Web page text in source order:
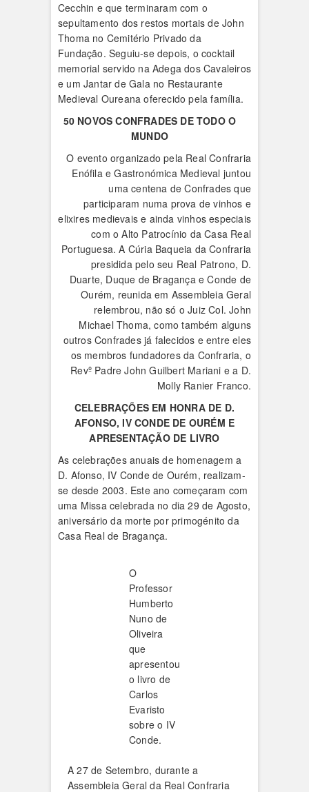
Cecchin e que terminaram com o
sepultamento dos restos mortais de John
Thoma no Cemitério Privado da
Fundação. Seguiu-se depois, o cocktail
memorial servido na Adega dos Cavaleiros
e um Jantar de Gala no Restaurante
Medieval Oureana oferecido pela família.
50 NOVOS CONFRADES DE TODO O
MUNDO
O evento organizado pela Real Confraria
Enófila e Gastronómica Medieval juntou
uma centena de Confrades que
participaram numa prova de vinhos e
elixires medievais e ainda vinhos especiais
com o Alto Patrocínio da Casa Real
Portuguesa. A Cúria Baqueia da Confraria
presidida pelo seu Real Patrono, D.
Duarte, Duque de Bragança e Conde de
Ourém, reunida em Assembleia Geral
relembrou, não só o Juiz Col. John
Michael Thoma, como também alguns
outros Confrades já falecidos e entre eles
os membros fundadores da Confraria, o
Revº Padre John Guilbert Mariani e a D.
Molly Ranier Franco.
CELEBRAÇÕES EM HONRA DE D.
AFONSO, IV CONDE DE OURÉM E
APRESENTAÇÃO DE LIVRO
As celebrações anuais de homenagem a
D. Afonso, IV Conde de Ourém, realizam-
se desde 2003. Este ano começaram com
uma Missa celebrada no dia 29 de Agosto,
aniversário da morte por primogénito da
Casa Real de Bragança.
O
Professor
Humberto
Nuno de
Oliveira
que
apresentou
o livro de
Carlos
Evaristo
sobre o IV
Conde.
A 27 de Setembro, durante a
Assembleia Geral da Real Confraria